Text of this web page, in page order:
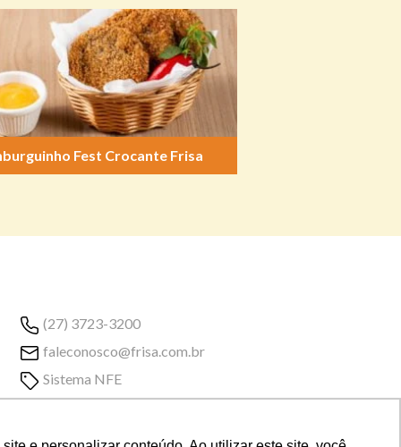
Fest Crocante Frisa
(27) 3723-3200
faleconosco@frisa.com.br
Sistema NFE